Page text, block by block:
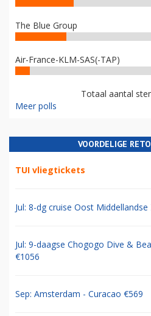
The Blue Group
Air-France-KLM-SAS(-TAP)
Totaal aantal
Meer polls
VOORDELIGE
TUI vliegtickets
Jul: 8-dg cruise Oost Middellandse
Jul: 9-daagse Chogogo Dive &
€1056
Sep: Amsterdam - Curacao €569